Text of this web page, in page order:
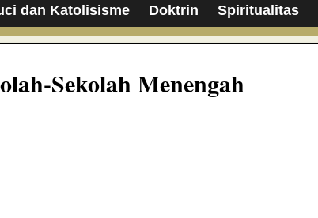
dan Katolisisme Doktrin Spiritualitas
Sekolah Menengah